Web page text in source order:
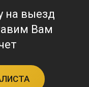
на выезд
Вам